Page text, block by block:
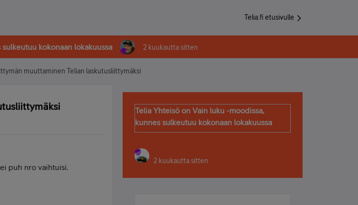
Telia.fi etusivulle
kokonaan lokakuussa 2 kuukautta sitten
muuttaminen Telian laskutusliittymäksi
puh nro vaihtuisi.
Telia Yhteisö on Vain luku -moodissa,
kunnes sulkeutuu kokonaan lokakuussa
2 kuukautta sitten